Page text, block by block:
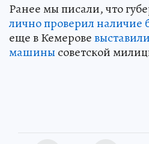
Ранее мы писали, что
лично проверил наличие
еще в Кемерове
машины советской